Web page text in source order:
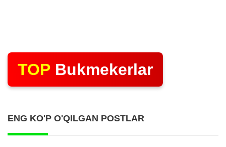
TOP Bukmekerlar
ENG KO'P O'QILGAN POSTLAR